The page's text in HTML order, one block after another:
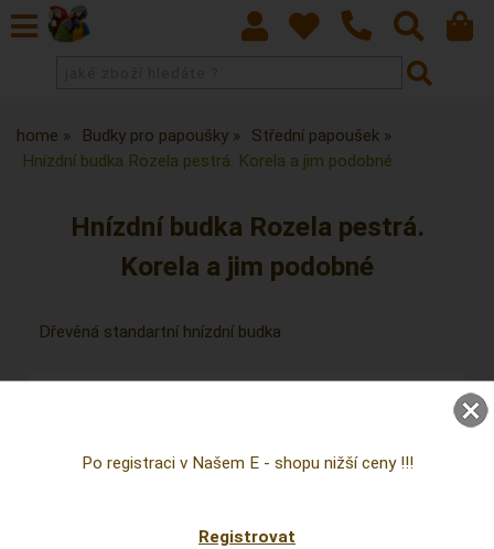
home Budky pro papoušky
Střední papoušek
Hnízdní budka Rozela pestrá. Korela a jim podobné
Hnízdní budka Rozela pestrá.
Korela a jim podobné
Dřevěná standartní hnízdní budka
Po registraci v Našem E - shopu nižší ceny !!!
Registrovat